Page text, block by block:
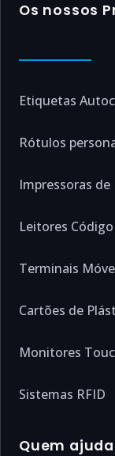
Os nossos
Etiquetas
Rótulos
Impressoras
Leitores
Terminais
Cartões de
Monitores
Sistemas RFID
Quem